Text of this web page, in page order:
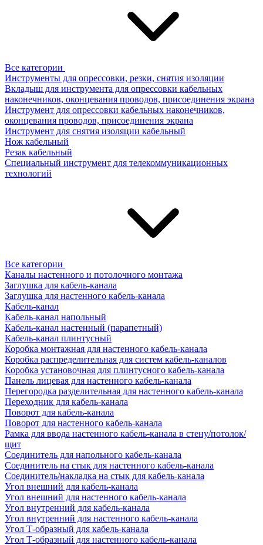
Все категории
Инструменты для опрессовки, резки, снятия изоляции
Вкладыш для инструмента для опрессовки кабельных
наконечников, оконцевания проводов, присоединения экрана
Инструмент для опрессовки кабельных наконечников,
оконцевания проводов, присоединения экрана
Инструмент для снятия изоляции кабельный
Нож кабельный
Резак кабельный
Специальный инструмент для телекоммуникационных
технологий
Все категории
Каналы настенного и потолочного монтажа
Заглушка для кабель-канала
Заглушка для настенного кабель-канала
Кабель-канал
Кабель-канал напольный
Кабель-канал настенный (парапетный)
Кабель-канал плинтусный
Коробка монтажная для настенного кабель-канала
Коробка распределительная для систем кабель-каналов
Коробка установочная для плинтусного кабель-канала
Панель лицевая для настенного кабель-канала
Перегородка разделительная для настенного кабель-канала
Переходник для кабель-канала
Поворот для кабель-канала
Поворот для настенного кабель-канала
Рамка для ввода настенного кабель-канала в стену/потолок/
щит
Соединитель для напольного кабель-канала
Соединитель на стык для настенного кабель-канала
Соединитель/накладка на стык для кабель-канала
Угол внешний для кабель-канала
Угол внешний для настенного кабель-канала
Угол внутренний для кабель-канала
Угол внутренний для настенного кабель-канала
Угол Т-образный для кабель-канала
Угол Т-образный для настенного кабель-канала